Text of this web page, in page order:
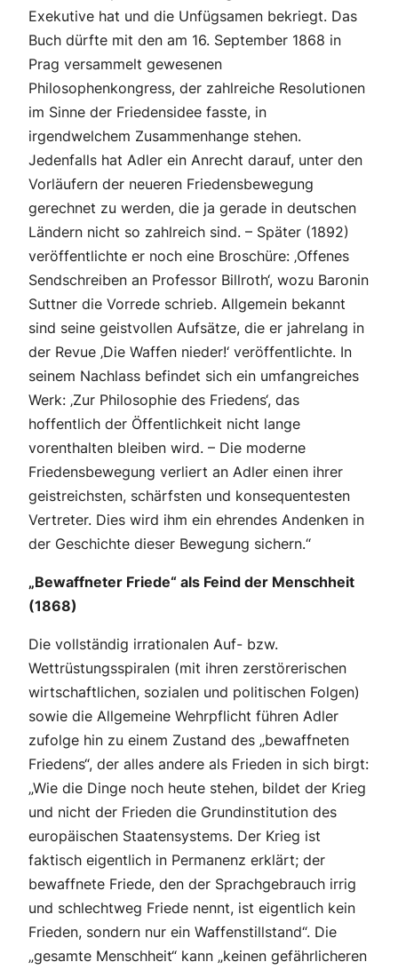
Exekutive hat und die Unfügsamen bekriegt. Das
Buch dürfte mit den am 16. September 1868 in
Prag versammelt gewesenen
Philosophenkongress, der zahlreiche Resolutionen
im Sinne der Friedensidee fasste, in
irgendwelchem Zusammenhange stehen.
Jedenfalls hat Adler ein Anrecht darauf, unter den
Vorläufern der neueren Friedensbewegung
gerechnet zu werden, die ja gerade in deutschen
Ländern nicht so zahlreich sind. – Später (1892)
veröffentlichte er noch eine Broschüre: ‚Offenes
Sendschreiben an Professor Billroth‘, wozu Baronin
Suttner die Vorrede schrieb. Allgemein bekannt
sind seine geistvollen Aufsätze, die er jahrelang in
der Revue ‚Die Waffen nieder!‘ veröffentlichte. In
seinem Nachlass befindet sich ein umfangreiches
Werk: ‚Zur Philosophie des Friedens‘, das
hoffentlich der Öffentlichkeit nicht lange
vorenthalten bleiben wird. – Die moderne
Friedensbewegung verliert an Adler einen ihrer
geistreichsten, schärfsten und konsequentesten
Vertreter. Dies wird ihm ein ehrendes Andenken in
der Geschichte dieser Bewegung sichern.“
„Bewaffneter Friede“ als Feind der Menschheit
(1868)
Die vollständig irrationalen Auf- bzw.
Wettrüstungsspiralen (mit ihren zerstörerischen
wirtschaftlichen, sozialen und politischen Folgen)
sowie die Allgemeine Wehrpflicht führen Adler
zufolge hin zu einem Zustand des „bewaffneten
Friedens“, der alles andere als Frieden in sich birgt:
„Wie die Dinge noch heute stehen, bildet der Krieg
und nicht der Frieden die Grundinstitution des
europäischen Staatensystems. Der Krieg ist
faktisch eigentlich in Permanenz erklärt; der
bewaffnete Friede, den der Sprachgebrauch irrig
und schlechtweg Friede nennt, ist eigentlich kein
Frieden, sondern nur ein Waffenstillstand“. Die
„gesamte Menschheit“ kann „keinen gefährlicheren